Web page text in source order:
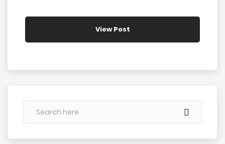
View Post